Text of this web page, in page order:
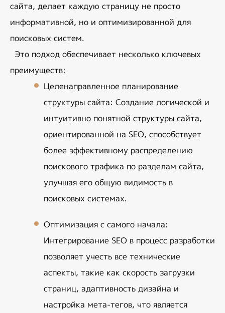
сайта, делает каждую страницу не просто
информативной, но и оптимизированной для
поисковых систем.
Это подход обеспечивает несколько ключевых
преимуществ:
Целенаправленное планирование
структуры сайта: Создание логической и
интуитивно понятной структуры сайта,
ориентированной на SEO, способствует
более эффективному распределению
поискового трафика по разделам сайта,
улучшая его общую видимость в
поисковых системах.
Оптимизация с самого начала:
Интегрирование SEO в процесс разработки
позволяет учесть все технические
аспекты, такие как скорость загрузки
страниц, адаптивность дизайна и
настройка мета-тегов, что является